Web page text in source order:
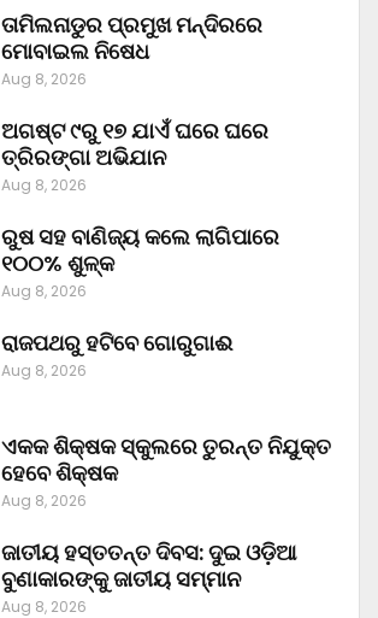
ତାମିଲନାଡୁର ପ୍ରମୁଖ ମନ୍ଦିରରେ
ମୋବାଇଲ ନିଷେଧ
Aug 8, 2026
ଅଗଷ୍ଟ ୯ରୁ ୧୭ ଯାଏଁ ଘରେ ଘରେ
ତ୍ରିରଙ୍ଗା ଅଭିଯାନ
Aug 8, 2026
ରୁଷ ସହ ବାଣିଜ୍ୟ କଲେ ଲାଗିପାରେ
୧୦୦% ଶୁଳ୍କ
Aug 8, 2026
ରାଜପଥରୁ ହଟିବେ ଗୋରୁଗାଈ
Aug 8, 2026
ଏକକ ଶିକ୍ଷକ ସ୍କୁଲରେ ତୁରନ୍ତ ନିଯୁକ୍ତ
ହେବେ ଶିକ୍ଷକ
Aug 8, 2026
ଜାତୀୟ ହସ୍ତତନ୍ତ ଦିବସ: ଦୁଇ ଓଡ଼ିଆ
ବୁଣାକାରଙ୍କୁ ଜାତୀୟ ସମ୍ମାନ
Aug 8, 2026